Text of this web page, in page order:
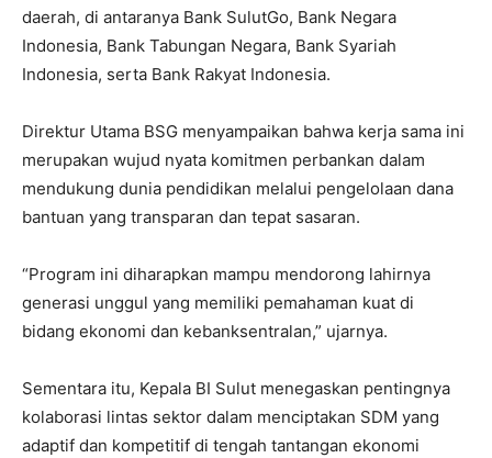
daerah, di antaranya Bank SulutGo, Bank Negara
Indonesia, Bank Tabungan Negara, Bank Syariah
Indonesia, serta Bank Rakyat Indonesia.
Direktur Utama BSG menyampaikan bahwa kerja sama ini
merupakan wujud nyata komitmen perbankan dalam
mendukung dunia pendidikan melalui pengelolaan dana
bantuan yang transparan dan tepat sasaran.
“Program ini diharapkan mampu mendorong lahirnya
generasi unggul yang memiliki pemahaman kuat di
bidang ekonomi dan kebanksentralan,” ujarnya.
Sementara itu, Kepala BI Sulut menegaskan pentingnya
kolaborasi lintas sektor dalam menciptakan SDM yang
adaptif dan kompetitif di tengah tantangan ekonomi